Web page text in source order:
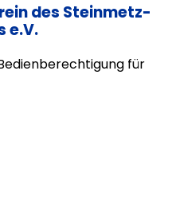
des Steinmetz-
e.V.
für